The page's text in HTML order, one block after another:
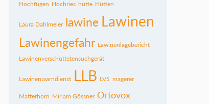
Hochfügen Hochries hütte Hütten
Laura Dahlmeier lawine Lawinen
Lawinengefahr Lawinenlagebericht
Lawinenverschüttetensuchgerät
Lawinenwarndienst LLB LVS magerer
Matterhorn Miriam Gössner Ortovox